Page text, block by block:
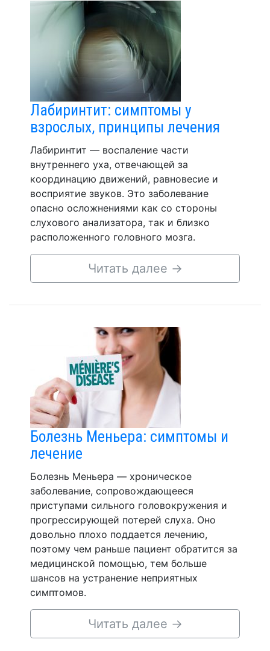
Лабиринтит: симптомы у
взрослых, принципы лечения
Лабиринтит — воспаление части
внутреннего уха, отвечающей за
координацию движений, равновесие и
восприятие звуков. Это заболевание
опасно осложнениями как со стороны
слухового анализатора, так и близко
расположенного головного мозга.
Читать далее →
Болезнь Меньера: симптомы и
лечение
Болезнь Меньера — хроническое
заболевание, сопровождающееся
приступами сильного головокружения и
прогрессирующей потерей слуха. Оно
довольно плохо поддается лечению,
поэтому чем раньше пациент обратится за
медицинской помощью, тем больше
шансов на устранение неприятных
симптомов.
Читать далее →